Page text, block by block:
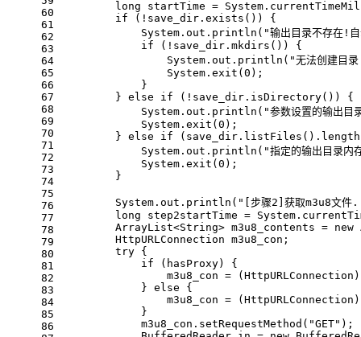
60
61
62
63
64
65
66
67
68
69
70
71
72
73
74
75
76
77
78
79
80
81
82
83
84
85
86
long
startTime =
if (!save_dir.exists()) {
            System.out.println(
"输出目录不存在!
if (!save_dir.mkdirs()) {
                System.out.println(
"无法创建目
                System.exit(
0 );
            }
        }
else if (!save_dir.isDirectory()) {
            System.out.println(
"参数设置的输出
            System.exit(
0 );
        }
else if
            System.out.println(
"指定的输出目录内
            System.exit(
0 );
        }
        System.out.println(
"[步骤2]获取m3u8文
long
step2startTime =
        ArrayList<String> m3u8_contents =
new
        HttpURLConnection m3u8_con;
try {
if (hasProxy) {
m3u8_con =
            }
else {
m3u8_con =
            }
            m3u8_con.setRequestMethod(
"GET" );